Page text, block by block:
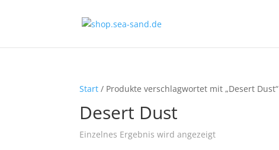
Start / Produkte verschlagwortet mit „Desert Dust“
Desert Dust
Einzelnes Ergebnis wird angezeigt